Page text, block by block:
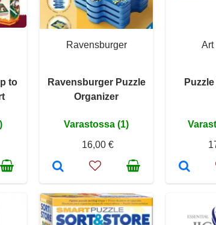
to
Ravensburger
Ravensburger Puzzle
Organizer
Varastossa (1)
16,00 €
Art